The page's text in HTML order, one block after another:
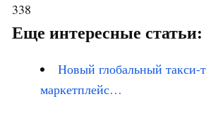
338
Еще интересные статьи:
Новый глобальный такси-
маркетплейс…